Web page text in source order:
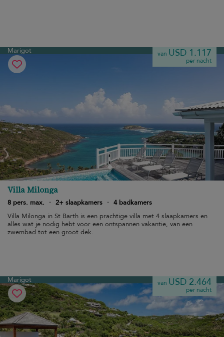
Marigot van USD 1.117
per nacht
Villa Milonga
8 pers. max. · 2+ slaapkamers · 4 badkamers
Villa Milonga in St Barth is een prachtige villa met 4 slaapkamers en
alles wat je nodig hebt voor een ontspannen vakantie, van een
zwembad tot een groot dek.
Marigot van USD 2.464
per nacht